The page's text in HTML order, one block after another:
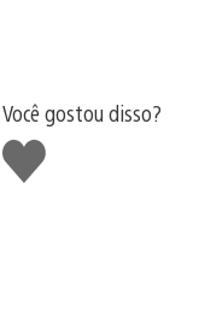
Você gostou disso?
Curtir